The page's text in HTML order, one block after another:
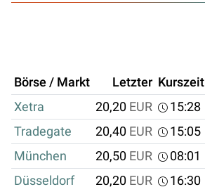
Börse / Markt Letzter Kurszeit
Xetra
20,20 EUR 15:28
Tradegate
20,40 EUR 15:05
München
20,50 EUR
08:01
Düsseldorf
20,20 EUR
16:30